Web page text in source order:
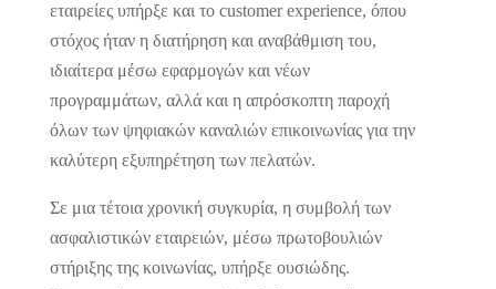
εταιρείες υπήρξε και το customer experience, όπου
στόχος ήταν η διατήρηση και αναβάθμιση του,
ιδιαίτερα μέσω εφαρμογών και νέων
προγραμμάτων, αλλά και η απρόσκοπτη παροχή
όλων των ψηφιακών καναλιών επικοινωνίας για την
καλύτερη εξυπηρέτηση των πελατών.
Σε μια τέτοια χρονική συγκυρία, η συμβολή των
ασφαλιστικών εταιρειών, μέσω πρωτοβουλιών
στήριξης της κοινωνίας, υπήρξε ουσιώδης.